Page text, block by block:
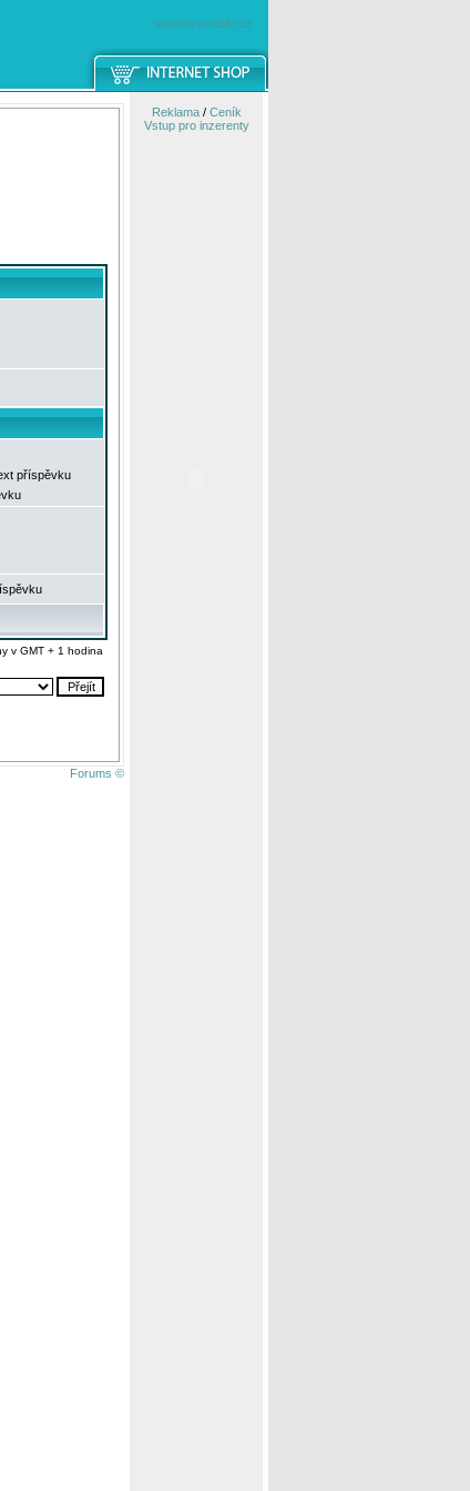
windowsmobile.cz
příspěvku
v GMT + 1 hodina
Forums ©
Reklama/ Ceník
Vstup pro inzerenty